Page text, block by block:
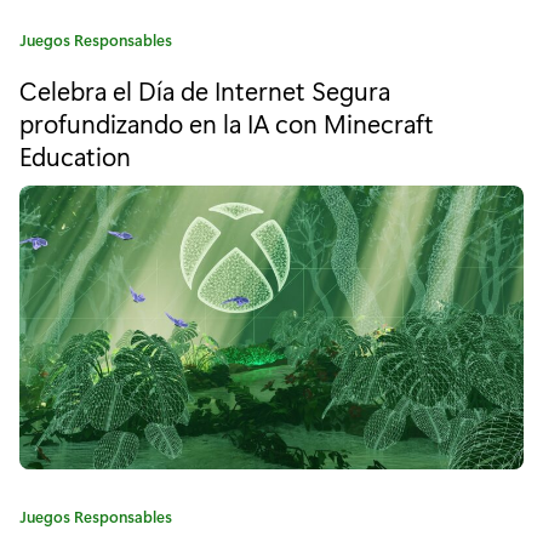
e
s
e
n
t
a
n
u
e
C
t
e
g
o
r
í
a
Juegos Responsables
Celebra el Día de Internet Segura
profundizando en la IA con Minecraft
Education
C
Juegos Responsables